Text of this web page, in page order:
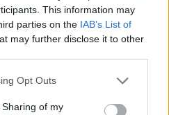
This information may
parties on the IAB’s List of
may further disclose it to other
app uses one or more Google
behaviour. You may click to
Opt Outs
of my